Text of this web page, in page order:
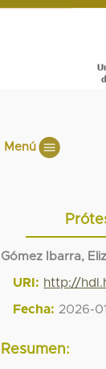
Menú
Gómez Ibarra,
URI: http://
Fecha: 2026-
Resumen: